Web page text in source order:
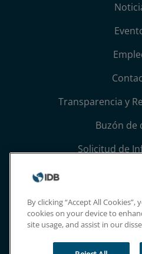
Transparencia y
Buzón de
Solicitud de
Términos, condiciones
By clicking “Accept All
cookies on your device to
site usage, and assist in our